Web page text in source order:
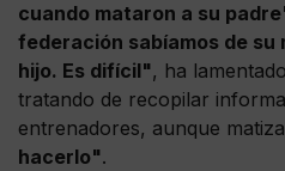
cuando mataron a su
federación sabíamos de su
hijo. Es difícil", ha lamentado
tratando de recopilar
entrenadores, aunque
hacerlo".